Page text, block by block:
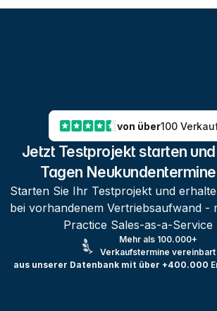
von über100
Jetzt Testprojekt starten
Tagen
Starten Sie Ihr Testprojekt und
bei vorhandenem Vertriebsaufwand -
Practice Sales-as-a-Service
Mehr als 100.000+
Verkaufstermine vereinbart
aus unserer Datenbank mit über +400.000